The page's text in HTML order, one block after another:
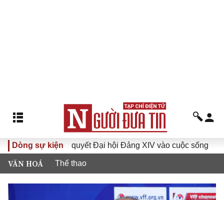
Dòng sự kiện
Đưa Nghị quyết Đại hội Đảng XIV vào cuộc sống
VĂN HOÁ Thể thao